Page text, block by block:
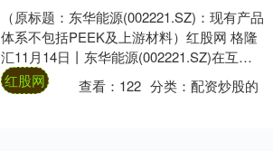
（原标题：东华能源(002221.SZ)：现有产品
体系不包括PEEK及上游材料）红股网 格隆
汇11月14日丨东华能源(002221.SZ)在互动
平台表示，公司现....
红股网 查看： 122 分类：配资炒股的